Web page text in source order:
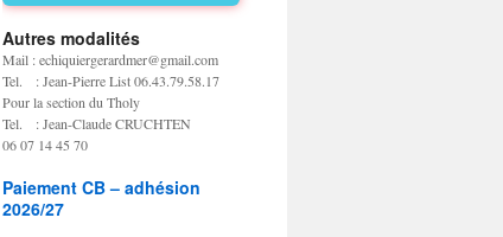
Autres modalités
Mail : echiquiergerardmer@gmail.com
Tel. : Jean-Pierre List 06.43.79.58.17
Pour la section du Tholy
Tel. : Jean-Claude CRUCHTEN
06 07 14 45 70
Paiement CB – adhésion
2026/27